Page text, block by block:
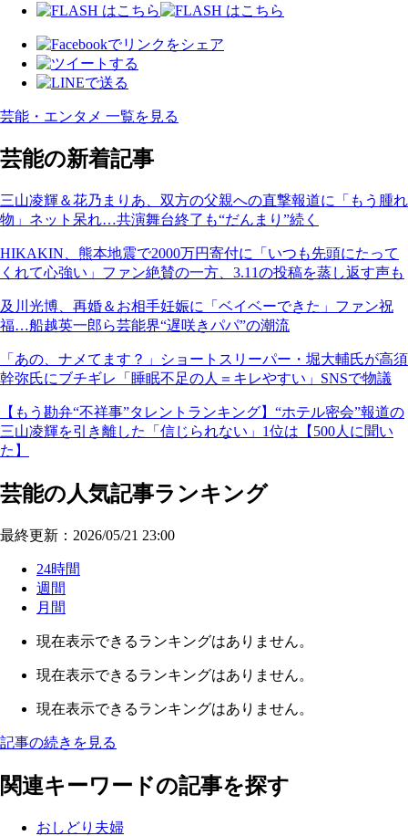
芸能・エンタメ 一覧を見る
芸能の新着記事
三山凌輝＆花乃まりあ、双方の父親への直撃報道に「もう腫れ
物」ネット呆れ…共演舞台終了も“だんまり”続く
HIKAKIN、熊本地震で2000万円寄付に「いつも先頭にたって
くれて心強い」ファン絶賛の一方、3.11の投稿を蒸し返す声も
及川光博、再婚＆お相手妊娠に「ベイベーできた」ファン祝
福…船越英一郎ら芸能界“遅咲きパパ”の潮流
「あの、ナメてます？」ショートスリーパー・堀大輔氏が高須
幹弥氏にブチギレ「睡眠不足の人＝キレやすい」SNSで物議
【もう勘弁“不祥事”タレントランキング】“ホテル密会”報道の
三山凌輝を引き離した「信じられない」1位は【500人に聞い
た】
芸能の人気記事ランキング
最終更新：2026/05/21 23:00
24時間
週間
月間
現在表示できるランキングはありません。
現在表示できるランキングはありません。
現在表示できるランキングはありません。
記事の続きを見る
関連キーワードの記事を探す
おしどり夫婦